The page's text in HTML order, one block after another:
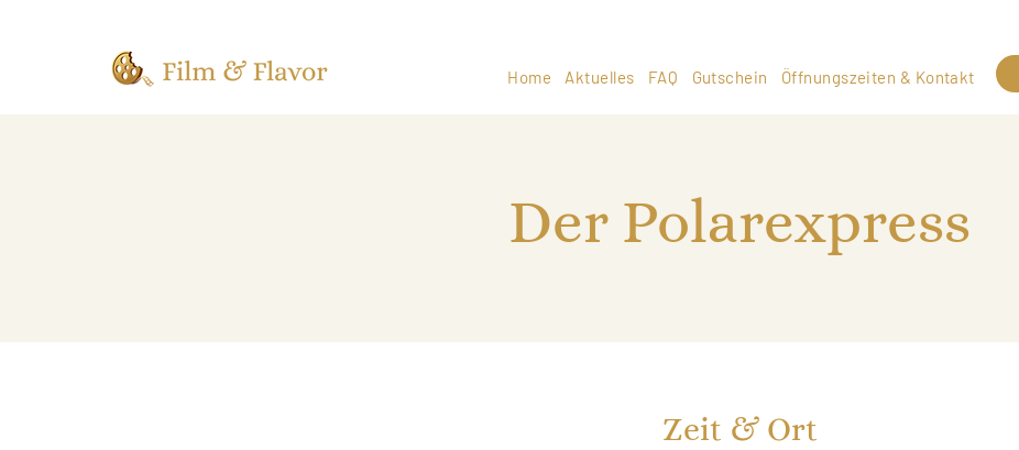
Home Aktuelles FAQ Gutschein Öffnungszeiten & Kontakt
Der Polarexpress
Zeit & Ort